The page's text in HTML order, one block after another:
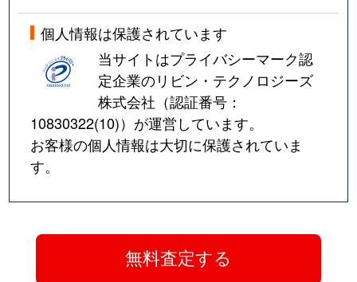
個人情報は保護されています
当サイトはプライバシーマーク認
定企業のリビン・テクノロジーズ
株式会社（認証番号：
10830322(10)）が運営しています。
お客様の個人情報は大切に保護されていま
す。